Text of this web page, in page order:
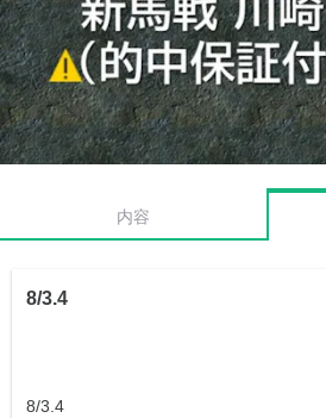
内容
8/3.4
8/3.4